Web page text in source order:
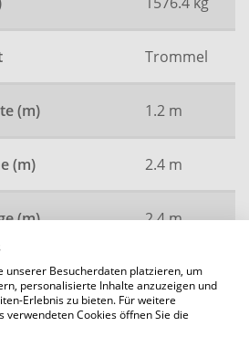
unserer Besucherdaten platzieren, um
personalisierte Inhalte anzuzeigen und
Erlebnis zu bieten. Für weitere
verwendeten Cookies öffnen Sie die
Trommel
(m) 1.2 m
(m) 2.4 m
(m) 2.4 m
3027